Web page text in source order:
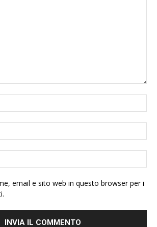
email e sito web in questo browser per i